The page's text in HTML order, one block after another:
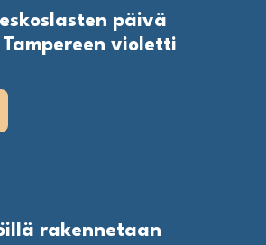
päivä
Tampereen violetti
rakennetaan